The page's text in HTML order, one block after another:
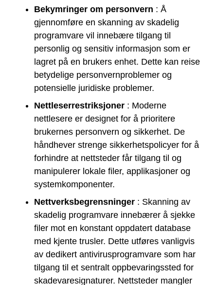
Bekymringer om personvern : Å
gjennomføre en skanning av skadelig
programvare vil innebære tilgang til
personlig og sensitiv informasjon som er
lagret på en brukers enhet. Dette kan reise
betydelige personvernproblemer og
potensielle juridiske problemer.
Nettleserrestriksjoner : Moderne
nettlesere er designet for å prioritere
brukernes personvern og sikkerhet. De
håndhever strenge sikkerhetspolicyer for å
forhindre at nettsteder får tilgang til og
manipulerer lokale filer, applikasjoner og
systemkomponenter.
Nettverksbegrensninger : Skanning av
skadelig programvare innebærer å sjekke
filer mot en konstant oppdatert database
med kjente trusler. Dette utføres vanligvis
av dedikert antivirusprogramvare som har
tilgang til et sentralt oppbevaringssted for
skadevaresignaturer. Nettsteder mangler